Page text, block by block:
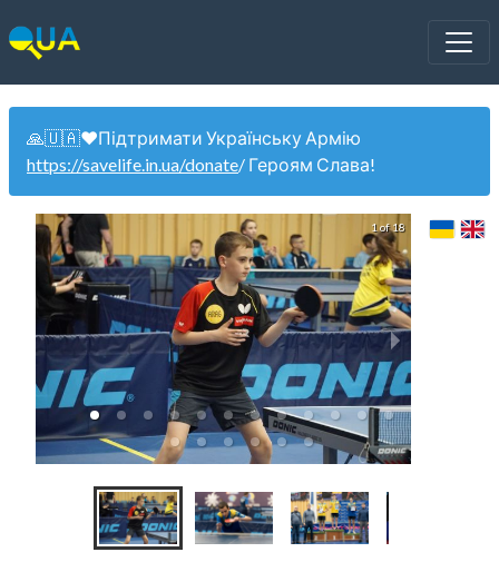
🙏🇺🇦❤️Підтримати Українську Армію
https://savelife.in.ua/donate/ Героям Слава!
1 of 18